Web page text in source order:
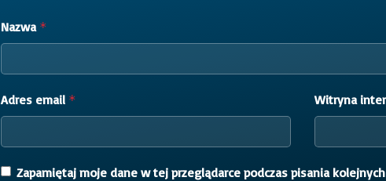
Nazwa *
Adres email * Witryna
Zapamiętaj moje dane w tej przeglądarce podczas pisania